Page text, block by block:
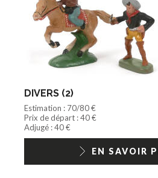
DIVERS (2)
Estimation : 70/80 €
Prix de départ : 40 €
Adjugé : 40 €
EN SAVOIR